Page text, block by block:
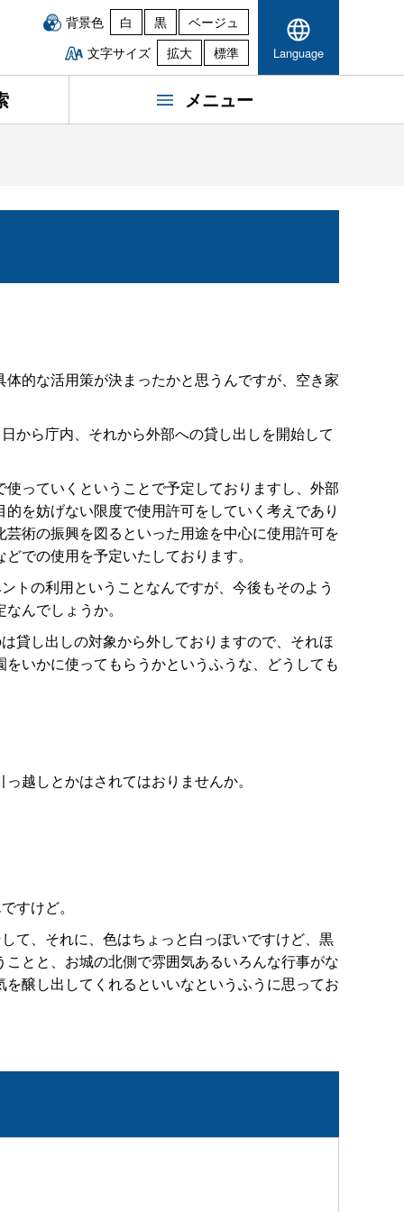
背景色 白 黒
ベージュ
文字サイズ
拡大 標準 Language
メニュー
的な活用策が決まったかと思うんですが、空き家
から庁内、それから外部への貸し出しを開始して
っていくということで予定しておりますし、外部
を妨げない限度で使用許可をしていく考えであり
術の振興を図るといった用途を中心に使用許可を
での使用を予定いたしております。
トの利用ということなんですが、今後もそのよう
んでしょうか。
貸し出しの対象から外しておりますので、それほ
いかに使ってもらうかというふうな、どうしても
越しとかはされてはおりませんか。
すけど。
て、それに、色はちょっと白っぽいですけど、黒
とと、お城の北側で雰囲気あるいろんな行事がな
醸し出してくれるといいなというふうに思ってお